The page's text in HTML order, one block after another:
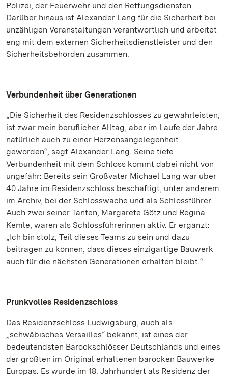
Polizei, der Feuerwehr und den Rettungsdiensten.
Darüber hinaus ist Alexander Lang für die Sicherheit bei
unzähligen Veranstaltungen verantwortlich und arbeitet
eng mit dem externen Sicherheitsdienstleister und den
Sicherheitsbehörden zusammen.
Verbundenheit über Generationen
„Die Sicherheit des Residenzschlosses zu gewährleisten,
ist zwar mein beruflicher Alltag, aber im Laufe der Jahre
natürlich auch zu einer Herzensangelegenheit
geworden“, sagt Alexander Lang. Seine tiefe
Verbundenheit mit dem Schloss kommt dabei nicht von
ungefähr: Bereits sein Großvater Michael Lang war über
40 Jahre im Residenzschloss beschäftigt, unter anderem
im Archiv, bei der Schlosswache und als Schlossführer.
Auch zwei seiner Tanten, Margarete Götz und Regina
Kemle, waren als Schlossführerinnen aktiv. Er ergänzt:
„Ich bin stolz, Teil dieses Teams zu sein und dazu
beitragen zu können, dass dieses einzigartige Bauwerk
auch für die nächsten Generationen erhalten bleibt.“
Prunkvolles Residenzschloss
Das Residenzschloss Ludwigsburg, auch als
„schwäbisches Versailles“ bekannt, ist eines der
bedeutendsten Barockschlösser Deutschlands und eines
der größten im Original erhaltenen barocken Bauwerke
Europas. Es wurde im 18. Jahrhundert als Residenz der